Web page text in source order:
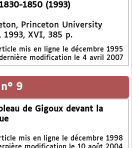
1850 (1993)
Princeton University
1993, XVI, 385 p.
mis en ligne le décembre 1995
modification le 4 avril 2007
9
de Gigoux devant la
mis en ligne le décembre 1998